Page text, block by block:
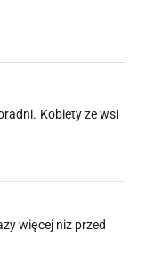
Kobiety ze wsi
więcej niż przed